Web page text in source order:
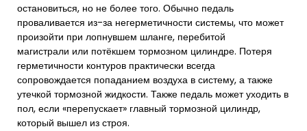
остановиться, но не более того. Обычно педаль
проваливается из-за негерметичности системы, что может
произойти при лопнувшем шланге, перебитой
магистрали или потёкшем тормозном цилиндре. Потеря
герметичности контуров практически всегда
сопровождается попаданием воздуха в систему, а также
утечкой тормозной жидкости. Также педаль может уходить в
пол, если «перепускает» главный тормозной цилиндр,
который вышел из строя.